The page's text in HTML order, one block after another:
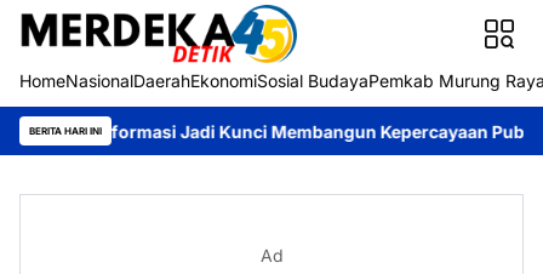
HomeNasionalDaerahEkonomiSosial BudayaPemkab Murung
BERITA HARI INI
Jadi Kunci Membangun Kepercayaan Publik Pemkab
Ad